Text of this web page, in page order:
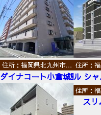
住所：福岡県北九州市…
ダイナコート小倉城野
住所：
ル シャ
住所：
スリ